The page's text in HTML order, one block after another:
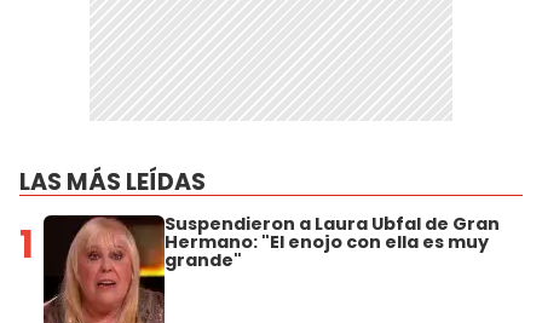
LAS MÁS LEÍDAS
1 Suspendieron a Laura Ubfal de Gran
Hermano: "El enojo con ella es muy
grande"